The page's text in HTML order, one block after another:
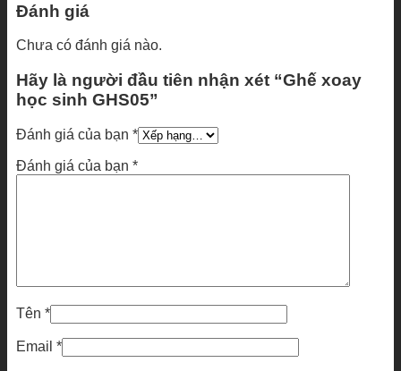
Đánh giá
Chưa có đánh giá nào.
Hãy là người đầu tiên nhận xét “Ghế xoay
học sinh GHS05”
Đánh giá của bạn *
Đánh giá của bạn *
Tên *
Email *